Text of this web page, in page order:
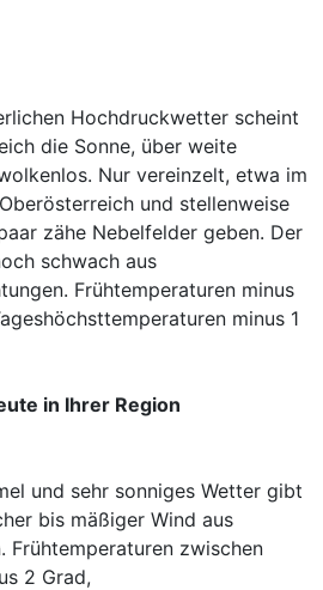
Hochdruckwetter scheint
die Sonne, über weite
Nur vereinzelt, etwa im
und stellenweise
zähe Nebelfelder geben. Der
schwach aus
Frühtemperaturen minus
minus 1
in Ihrer Region
und sehr sonniges Wetter gibt
bis mäßiger Wind aus
Frühtemperaturen zwischen
2 Grad,